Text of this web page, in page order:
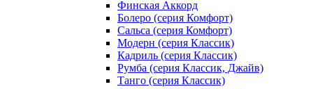
Финская Аккорд
Болеро (серия Комфорт)
Сальса (серия Комфорт)
Модерн (серия Классик)
Кадриль (серия Классик)
Румба (серия Классик, Джайв)
Танго (серия Классик)